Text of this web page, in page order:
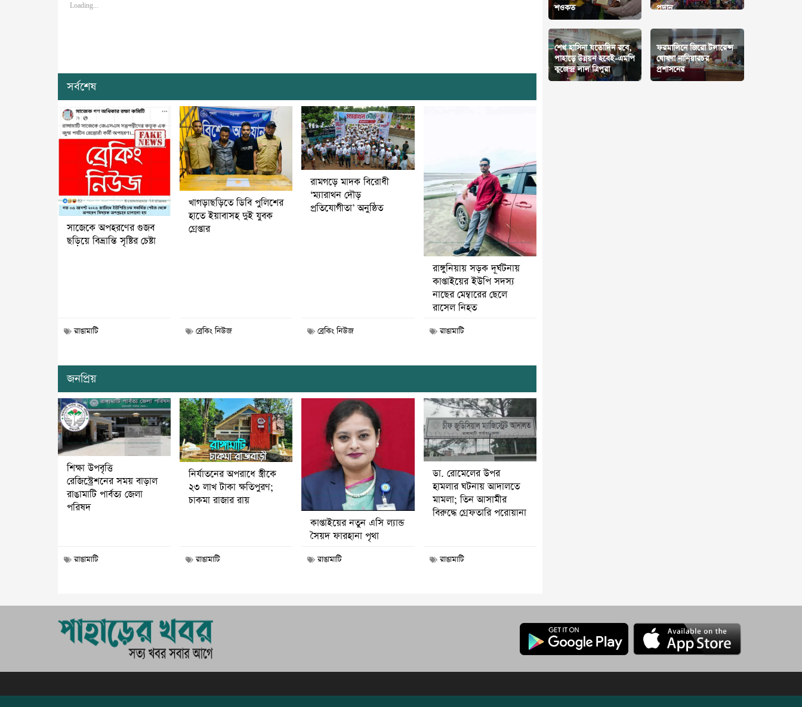
Loading...
সর্বশেষ
সাজেকে অপহরণের গুজব
ছড়িয়ে বিভ্রান্তি সৃষ্টির চেষ্টা
রাঙামাটি
খাগড়াছড়িতে ডিবি পুলিশের
হাতে ইয়াবাসহ দুই যুবক
গ্রেপ্তার
ব্রেকিং নিউজ
রামগড়ে মাদক বিরোধী
‘ম্যারাথন দৌড়
প্রতিযোগীতা’ অনুষ্ঠিত
ব্রেকিং নিউজ
রাঙ্গুনিয়ায় সড়ক দূর্ঘটনায়
কাপ্তাইয়ের ইউপি সদস্য
নাছের মেম্বারের ছেলে
রাসেল নিহত
রাঙামাটি
জনপ্রিয়
শিক্ষা উপবৃত্তি
রেজিস্ট্রেশনের সময় বাড়াল
রাঙামাটি পার্বত্য জেলা
পরিষদ
রাঙামাটি
নির্যাতনের অপরাধে স্ত্রীকে
২৩ লাখ টাকা ক্ষতিপুরণ;
চাকমা রাজার রায়
রাঙামাটি
কাপ্তাইয়ের নতুন এসি ল্যান্ড
সৈয়দ ফারহানা পৃথা
রাঙামাটি
ডা. রোমেলের উপর
হামলার ঘটনায় আদালতে
মামলা; তিন আসামীর
বিরুদ্ধে গ্রেফতারি পরোয়ানা
রাঙামাটি
শওকত
প্রদান
শেখ হাসিনা যতোদিন রবে,
পাহাড়ে উন্নয়ন হবেই-এমপি
কুজেন্দ্র লাল ত্রিপুরা
ফরমালিনে জিরো টলারেন্স
ঘোষণা নানিয়ারচর
প্রশাসনের